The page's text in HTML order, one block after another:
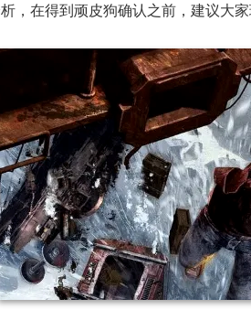
，在得到顽皮狗确认之前，建议大家